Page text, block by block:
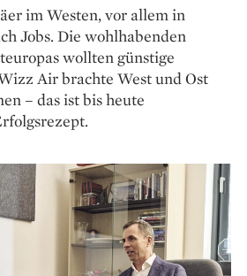
im Westen, vor allem in
Jobs. Die wohlhabenden
wollten günstige
Air brachte West und Ost
– das ist bis heute